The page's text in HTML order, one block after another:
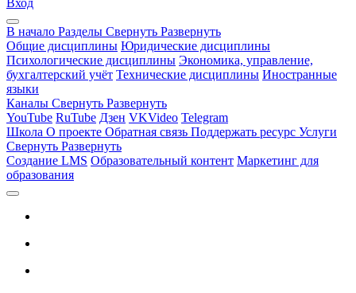
Вход
В начало Разделы Свернуть Развернуть
Общие дисциплины Юридические дисциплины
Психологические дисциплины Экономика, управление,
бухгалтерский учёт Технические дисциплины Иностранные
языки
Каналы Свернуть Развернуть
YouTube RuTube Дзен VKVideo Telegram
Школа О проекте Обратная связь Поддержать ресурс Услуги
Свернуть Развернуть
Создание LMS Образовательный контент Маркетинг для
образования